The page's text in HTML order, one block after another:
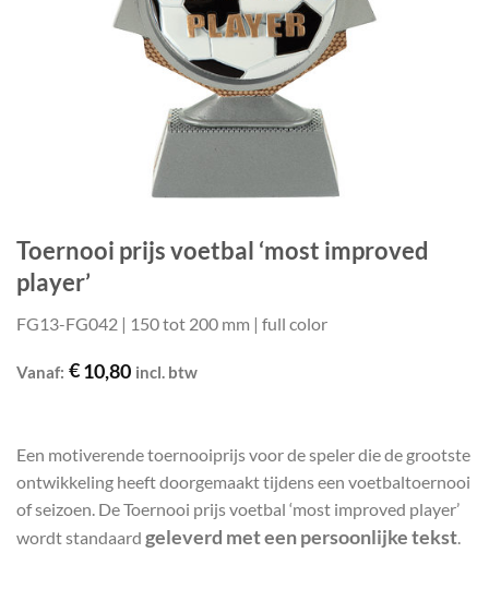
Toernooi prijs voetbal ‘most improved
player’
FG13-FG042 | 150 tot 200 mm | full color
Vanaf: €10,80 incl. btw
Een motiverende toernooiprijs voor de speler die de grootste
ontwikkeling heeft doorgemaakt tijdens een voetbaltoernooi
of seizoen. De Toernooi prijs voetbal ‘most improved player’
wordt standaard geleverd met een persoonlijke tekst.